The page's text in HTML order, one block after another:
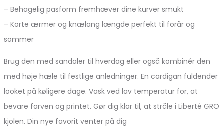
– Behagelig pasform fremhæver dine kurver smukt
– Korte ærmer og knælang længde perfekt til forår og
sommer
Brug den med sandaler til hverdag eller også kombinér den
med høje hæle til festlige anledninger. En cardigan fuldender
looket på køligere dage. Vask ved lav temperatur for, at
bevare farven og printet. Gør dig klar til, at stråle i Liberté GRO
kjolen. Din nye favorit venter på dig